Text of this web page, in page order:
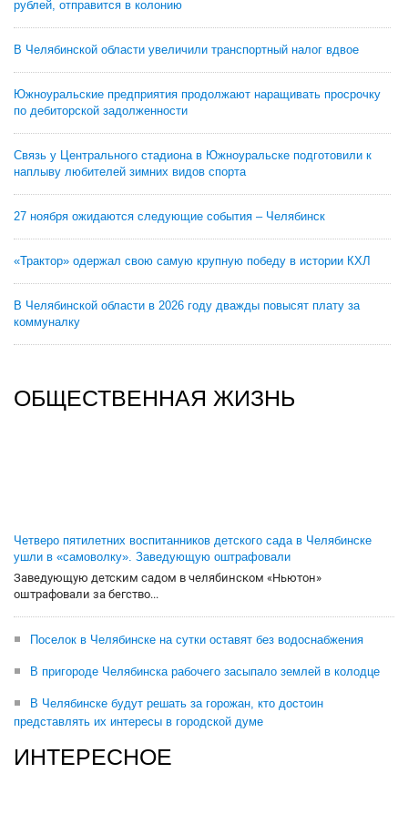
рублей, отправится в колонию
В Челябинской области увеличили транспортный налог вдвое
Южноуральские предприятия продолжают наращивать просрочку
по дебиторской задолженности
Связь у Центрального стадиона в Южноуральске подготовили к
наплыву любителей зимних видов спорта
27 ноября ожидаются следующие события – Челябинск
«Трактор» одержал свою самую крупную победу в истории КХЛ
В Челябинской области в 2026 году дважды повысят плату за
коммуналку
ОБЩЕСТВЕННАЯ ЖИЗНЬ
Четверо пятилетних воспитанников детского сада в Челябинске
ушли в «самоволку». Заведующую оштрафовали
Заведующую детским садом в челябинском «Ньютон»
оштрафовали за бегство...
Поселок в Челябинске на сутки оставят без водоснабжения
В пригороде Челябинска рабочего засыпало землей в колодце
В Челябинске будут решать за горожан, кто достоин
представлять их интересы в городской думе
ИНТЕРЕСНОЕ